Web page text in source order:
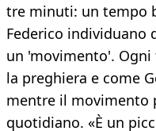
tre minuti: un tempo
Federico
un 'movimento'.
la preghiera e come
mentre il movimento
quotidiano. «È un